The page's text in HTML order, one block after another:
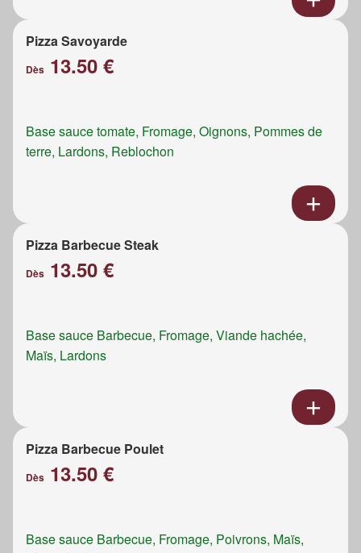
Pizza Savoyarde
Dès 13.50 €
Base sauce tomate, Fromage, Oignons, Pommes de
terre, Lardons, Reblochon
Pizza Barbecue Steak
Dès 13.50 €
Base sauce Barbecue, Fromage, Viande hachée,
Maïs, Lardons
Pizza Barbecue Poulet
Dès 13.50 €
Base sauce Barbecue, Fromage, Poivrons, Maïs,